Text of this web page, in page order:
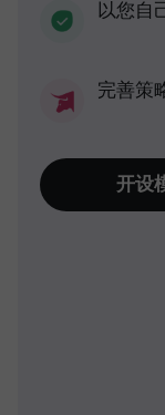
以您自
完善策
开设